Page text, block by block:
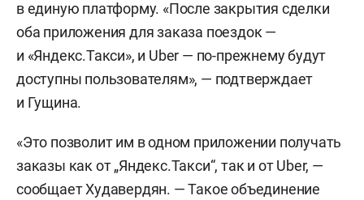
в единую платформу. «После закрытия сделки
оба приложения для заказа поездок —
и «Яндекс.Такси», и Uber — по-прежнему будут
доступны пользователям», — подтверждает
и Гущина.
«Это позволит им в одном приложении получать
заказы как от „Яндекс.Такси“, так и от Uber, —
сообщает Худавердян. — Такое объединение